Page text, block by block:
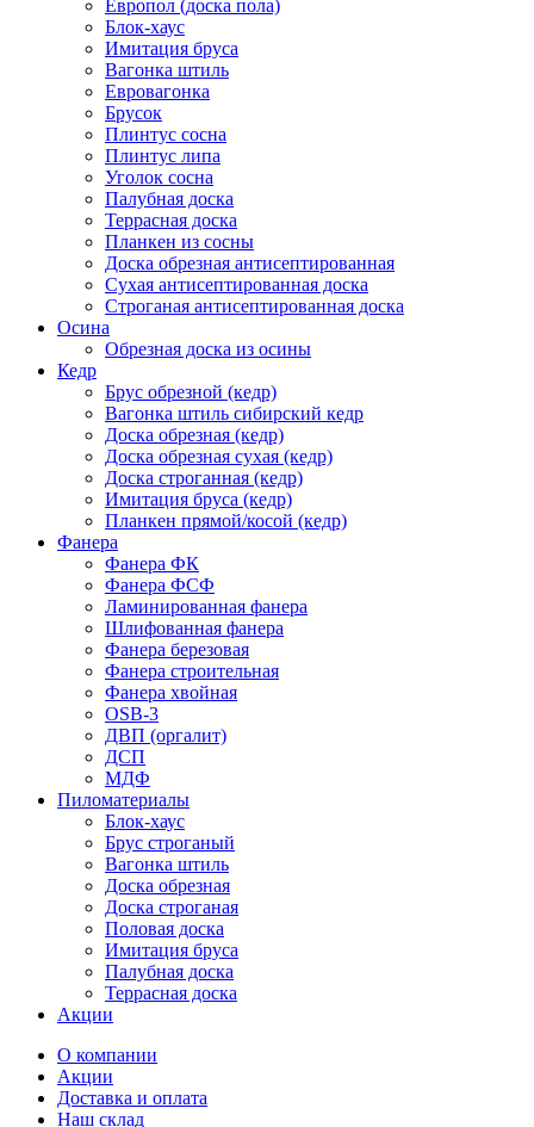
Европол (доска пола)
Блок-хаус
Имитация бруса
Вагонка штиль
Евровагонка
Брусок
Плинтус сосна
Плинтус липа
Уголок сосна
Палубная доска
Террасная доска
Планкен из сосны
Доска обрезная антисептированная
Сухая антисептированная доска
Строганая антисептированная доска
Осина
Обрезная доска из осины
Кедр
Брус обрезной (кедр)
Вагонка штиль сибирский кедр
Доска обрезная (кедр)
Доска обрезная сухая (кедр)
Доска строганная (кедр)
Имитация бруса (кедр)
Планкен прямой/косой (кедр)
Фанера
Фанера ФК
Фанера ФСФ
Ламинированная фанера
Шлифованная фанера
Фанера березовая
Фанера строительная
Фанера хвойная
OSB-3
ДВП (оргалит)
ДСП
МДФ
Пиломатериалы
Блок-хаус
Брус строганый
Вагонка штиль
Доска обрезная
Доска строганая
Половая доска
Имитация бруса
Палубная доска
Террасная доска
Акции
О компании
Акции
Доставка и оплата
Наш склад